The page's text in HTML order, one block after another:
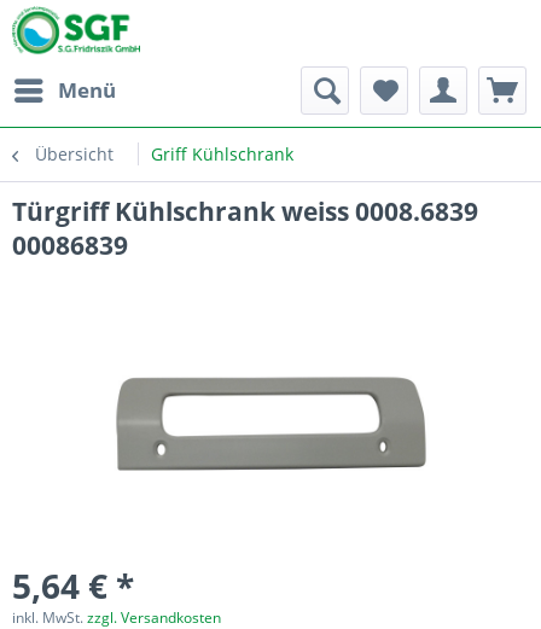
Menü
Übersicht Griff Kühlschrank
Türgriff Kühlschrank weiss 0008.6839
00086839
5,64 € *
inkl. MwSt.zzgl. Versandkosten